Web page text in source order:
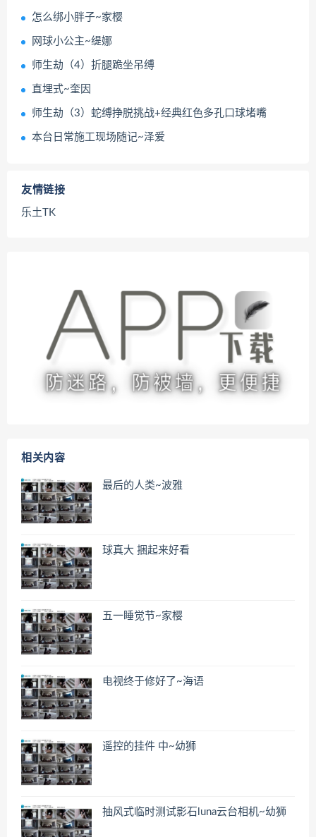
怎么绑小胖子~家樱
网球小公主~缇娜
师生劫（4）折腿跪坐吊缚
直埋式~奎因
师生劫（3）蛇缚挣脱挑战+经典红色多孔口球堵嘴
本台日常施工现场随记~泽爱
友情链接
乐土TK
相关内容
最后的人类~波雅
球真大 捆起来好看
五一睡觉节~家樱
电视终于修好了~海语
遥控的挂件 中~幼狮
抽风式临时测试影石luna云台相机~幼狮